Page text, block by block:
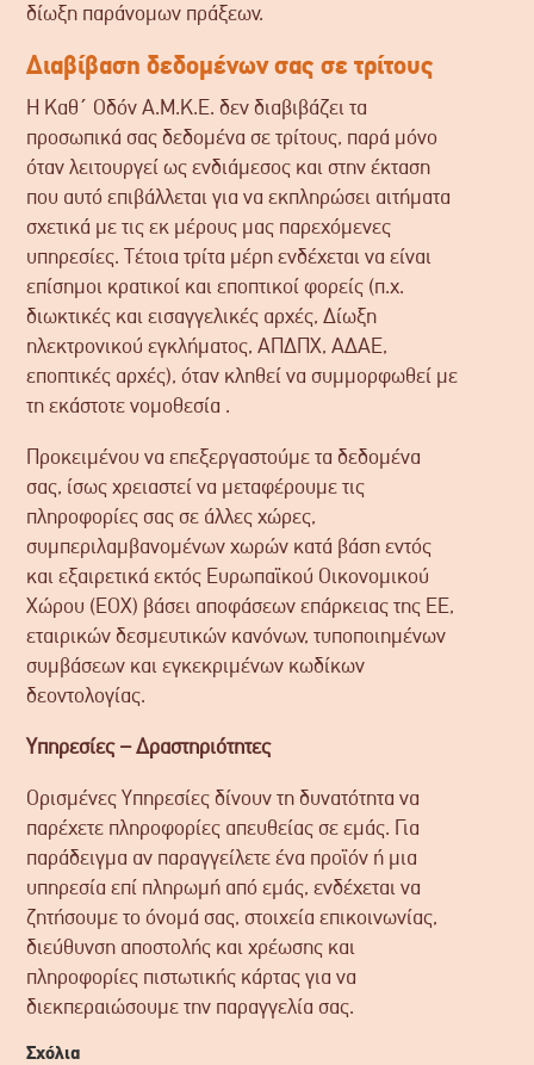
δίωξη παράνομων πράξεων.
Διαβίβαση δεδομένων σας σε τρίτους
Η Καθ΄ Οδόν Α.Μ.Κ.Ε. δεν διαβιβάζει τα
προσωπικά σας δεδομένα σε τρίτους, παρά μόνο
όταν λειτουργεί ως ενδιάμεσος και στην έκταση
που αυτό επιβάλλεται για να εκπληρώσει αιτήματα
σχετικά με τις εκ μέρους μας παρεχόμενες
υπηρεσίες. Τέτοια τρίτα μέρη ενδέχεται να είναι
επίσημοι κρατικοί και εποπτικοί φορείς (π.χ.
διωκτικές και εισαγγελικές αρχές, Δίωξη
ηλεκτρονικού εγκλήματος, ΑΠΔΠΧ, ΑΔΑΕ,
εποπτικές αρχές), όταν κληθεί να συμμορφωθεί με
τη εκάστοτε νομοθεσία .
Προκειμένου να επεξεργαστούμε τα δεδομένα
σας, ίσως χρειαστεί να μεταφέρουμε τις
πληροφορίες σας σε άλλες χώρες,
συμπεριλαμβανομένων χωρών κατά βάση εντός
και εξαιρετικά εκτός Ευρωπαϊκού Οικονομικού
Χώρου (ΕΟΧ) βάσει αποφάσεων επάρκειας της ΕΕ,
εταιρικών δεσμευτικών κανόνων, τυποποιημένων
συμβάσεων και εγκεκριμένων κωδίκων
δεοντολογίας.
Υπηρεσίες – Δραστηριότητες
Ορισμένες Υπηρεσίες δίνουν τη δυνατότητα να
παρέχετε πληροφορίες απευθείας σε εμάς. Για
παράδειγμα αν παραγγείλετε ένα προϊόν ή μια
υπηρεσία επί πληρωμή από εμάς, ενδέχεται να
ζητήσουμε το όνομά σας, στοιχεία επικοινωνίας,
διεύθυνση αποστολής και χρέωσης και
πληροφορίες πιστωτικής κάρτας για να
διεκπεραιώσουμε την παραγγελία σας.
Σχόλια